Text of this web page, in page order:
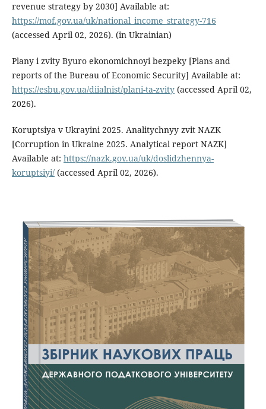
revenue strategy by 2030] Available at:
https://mof.gov.ua/uk/national_income_strategy-716
(accessed April 02, 2026). (in Ukrainian)
Plany i zvity Byuro ekonomichnoyi bezpeky [Plans and
reports of the Bureau of Economic Security] Available at:
https://esbu.gov.ua/diialnist/plani-ta-zvity(accessed April 02,
2026).
Koruptsiya v Ukrayini 2025. Analitychnyy zvit NAZK
[Corruption in Ukraine 2025. Analytical report NAZK]
Available at: https://nazk.gov.ua/uk/doslidzhennya-
koruptsiyi/(accessed April 02, 2026).